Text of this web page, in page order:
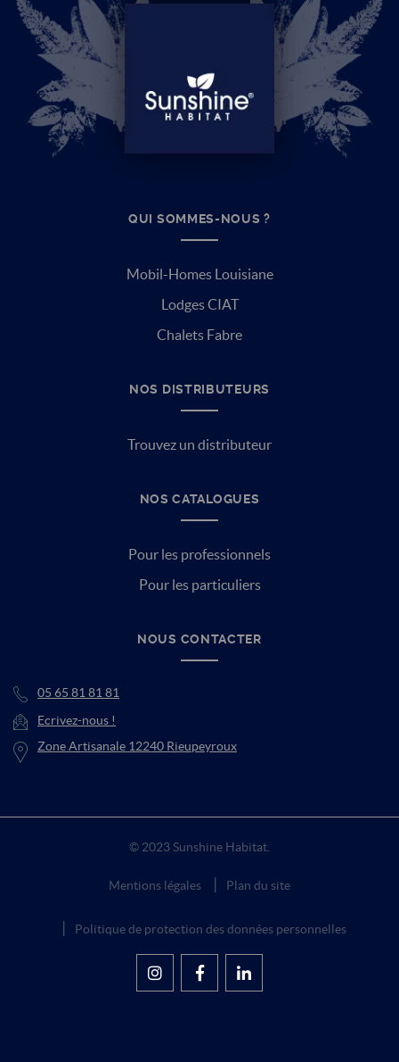
QUI SOMMES-NOUS ?
Mobil-Homes Louisiane
Lodges CIAT
Chalets Fabre
NOS DISTRIBUTEURS
Trouvez un distributeur
NOS CATALOGUES
Pour les professionnels
Pour les particuliers
NOUS CONTACTER
05 65 81 81 81
Ecrivez-nous !
Zone Artisanale 12240 Rieupeyroux
© 2023 Sunshine Habitat.
Mentions légales Plan du site
Politique de protection des données personnelles